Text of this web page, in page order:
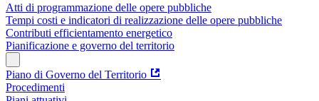
Atti di programmazione delle opere pubbliche
Tempi costi e indicatori di realizzazione delle opere pubbliche
Contributi efficientamento energetico
Pianificazione e governo del territorio
Piano di Governo del Territorio
Procedimenti